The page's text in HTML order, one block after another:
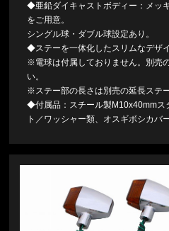
◆亜鉛ダイキャストボディー：メッ
をご用意。
シングル球・ダブル球設定あり。
◆ステーを一体化したスリムなデザイ
※電球は付属しておりません。別売
い。
※ステー部の長さは別売の延長ステ
◆付属品：スチール製M10x40mmス
ト／ワッシャー類、オスギボシカバ